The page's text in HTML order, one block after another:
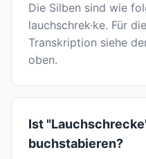
Die Silben sind wie
lauchschrek·ke. Für
Transkription siehe
oben.
Ist
buchstabieren?